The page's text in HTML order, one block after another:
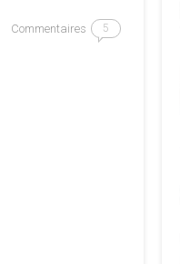
Commentaires 5